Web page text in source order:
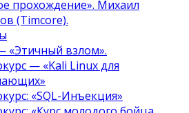
прохождение». Михаил
(Timcore).
«Этичный взлом».
— «Kali Linux для
«SQL-Инъекция»